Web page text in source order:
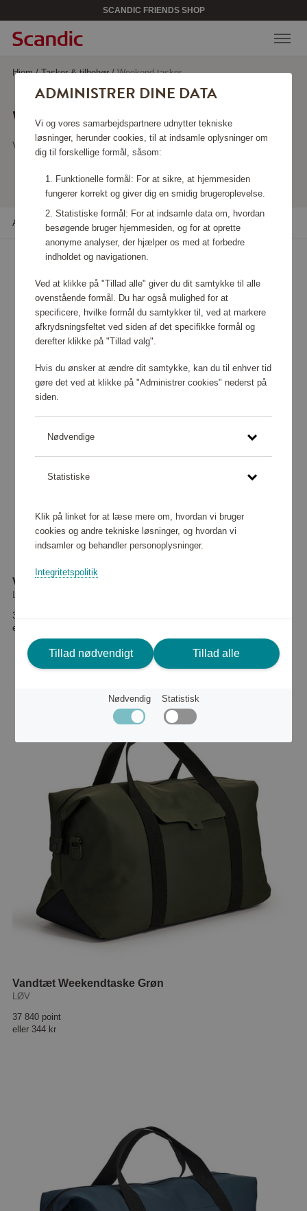
SCANDIC FRIENDS SHOP
Hjem/Tasker & tilbehør/Weekend tasker
WEEKEND TASKER
Viser 14 produkter
Alle filtre Sortere
Vandtæt Weekendtaske Lysgrå
37 840 point
eller
Vandtæt Weekendtaske Grøn
LØV
37 840 point
eller 344 kr
ADMINISTRER DINE DATA
Vi og vores samarbejdspartnere udnytter tekniske
løsninger, herunder cookies, til at indsamle oplysninger om
dig til forskellige formål, såsom:
Funktionelle formål: For at sikre, at hjemmesiden
fungerer korrekt og giver dig en smidig brugeroplevelse.
Statistiske formål: For at indsamle data om, hvordan
besøgende bruger hjemmesiden, og for at oprette
anonyme analyser, der hjælper os med at forbedre
indholdet og navigationen.
Ved at klikke på "Tillad alle" giver du dit samtykke til alle
ovenstående formål. Du har også mulighed for at
specificere, hvilke formål du samtykker til, ved at markere
afkrydsningsfeltet ved siden af det specifikke formål og
derefter klikke på "Tillad valg".
Hvis du ønsker at ændre dit samtykke, kan du til enhver tid
gøre det ved at klikke på "Administrer cookies" nederst på
siden.
Nødvendige
Statistiske
Klik på linket for at læse mere om, hvordan vi bruger
cookies og andre tekniske løsninger, og hvordan vi
indsamler og behandler personoplysninger.
Integritetspolitik
Tillad nødvendigt Tillad alle
Nødvendig Statistisk